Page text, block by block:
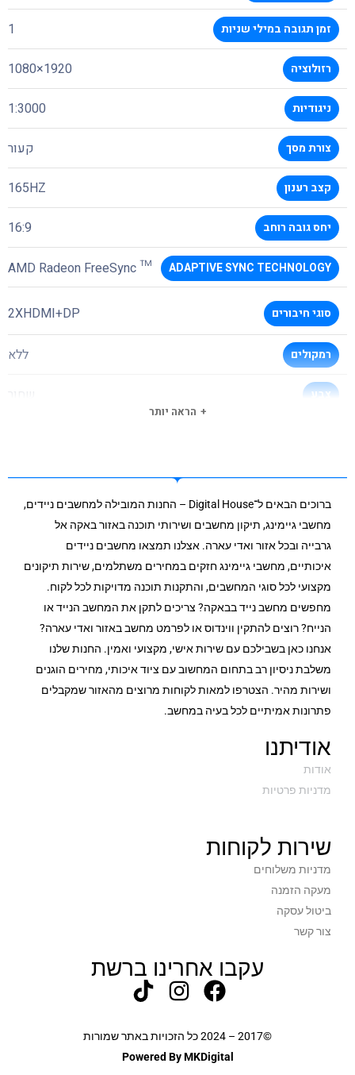
זמן תגובה במילי שניות 1
רזולוציה 1920×1080
ניגודיות 1:3000
צורת מסך קעור
קצב רענון 165HZ
יחס גובה רוחב 16:9
ADAPTIVE SYNC TECHNOLOGY
™ AMD Radeon FreeSync
סוגי חיבורים 2XHDMI+DP
רמקולים ללא
צבע
VESA
100X100
סיבוב
תקופת אחריות 3 שנים באתר לקוח
הראה יותר
ברוכים הבאים ל־Digital House – החנות המובילה למחשבים ניידים,
מחשבי גיימינג, תיקון מחשבים ושירותי תוכנה באזור באקה אל
גרבייה ובכל אזור ואדי עארה. אצלנו תמצאו מחשבים ניידים
איכותיים, מחשבי גיימינג חזקים במחירים משתלמים, שירות תיקונים
מקצועי לכל סוגי המחשבים, והתקנות תוכנה מדויקות לכל לקוח.
מחפשים מחשב נייד בבאקה? צריכים לתקן את המחשב הנייד או
הנייח? רוצים להתקין ווינדוס או לפרמט מחשב באזור ואדי עארה?
אנחנו כאן בשבילכם עם שירות אישי, מקצועי ואמין. החנות שלנו
משלבת ניסיון רב בתחום המחשוב עם ציוד איכותי, מחירים הוגנים
ושירות מהיר. הצטרפו למאות לקוחות מרוצים מהאזור שמקבלים
פתרונות אמיתיים לכל בעיה במחשב.
אודיתנו
אודות
מדניות פרטיות
שירות לקוחות
מדניות משלוחים
מעקה הזמנה
ביטול עסקה
צור קשר
עקבו אחרינו ברשת
©2017 – 2024 כל הזכויות באתר שמורות
Powered By MKDigital